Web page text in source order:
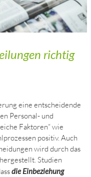
richtig
eine entscheidende
Personal- und
Faktoren“ wie
positiv. Auch
wird durch das
Studien
die Einbeziehung